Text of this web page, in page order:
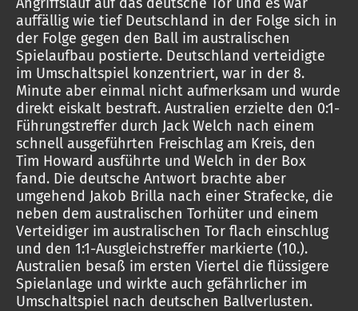
auffällig wie tief Deutschland in der Folge sich in
der Folge gegen den Ball im australischen
Spielaufbau postierte. Deutschland verteidigte
im Umschaltspiel konzentriert, war in der 8.
Minute aber einmal nicht aufmerksam und wurde
direkt eiskalt bestraft. Australien erzielte den 0:1-
Führungstreffer durch Jack Welch nach einem
schnell ausgeführten Freischlag am Kreis, den
Tim Howard ausführte und Welch in der Box
fand. Die deutsche Antwort brachte aber
umgehend Jakob Brilla nach einer Strafecke, die
neben dem australischen Torhüter und einem
Verteidiger im australischen Tor flach einschlug
und den 1:1-Ausgleichstreffer markierte (10.).
Australien besaß im ersten Viertel die flüssigere
Spielanlage und wirkte auch gefährlicher im
Umschaltspiel nach deutschen Ballverlusten.